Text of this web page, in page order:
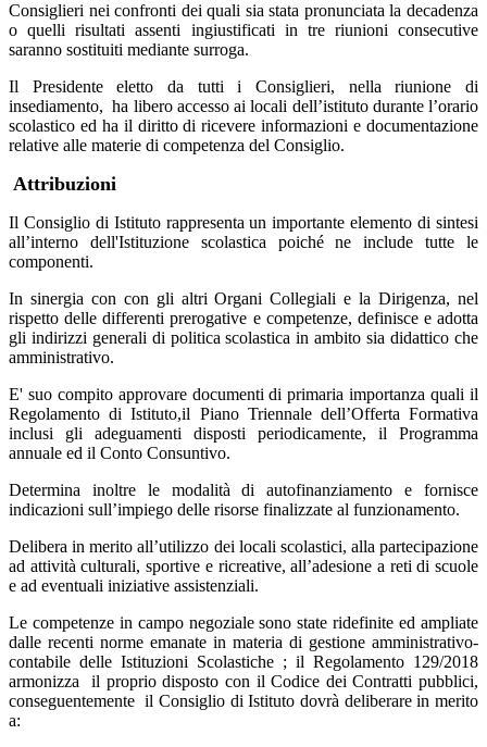
Consiglieri nei confronti dei quali sia stata pronunciata la decadenza
o quelli risultati assenti ingiustificati in tre riunioni consecutive
saranno sostituiti mediante surroga.
Il Presidente eletto da tutti i Consiglieri, nella riunione di
insediamento, ha libero accesso ai locali dell’istituto durante l’orario
scolastico ed ha il diritto di ricevere informazioni e documentazione
relative alle materie di competenza del Consiglio.
Attribuzioni
Il Consiglio di Istituto rappresenta un importante elemento di sintesi
all’interno dell'Istituzione scolastica poiché ne include tutte le
componenti.
In sinergia con con gli altri Organi Collegiali e la Dirigenza, nel
rispetto delle differenti prerogative e competenze, definisce e adotta
gli indirizzi generali di politica scolastica in ambito sia didattico che
amministrativo.
E' suo compito approvare documenti di primaria importanza quali il
Regolamento di Istituto,il Piano Triennale dell’Offerta Formativa
inclusi gli adeguamenti disposti periodicamente, il Programma
annuale ed il Conto Consuntivo.
Determina inoltre le modalità di autofinanziamento e fornisce
indicazioni sull’impiego delle risorse finalizzate al funzionamento.
Delibera in merito all’utilizzo dei locali scolastici, alla partecipazione
ad attività culturali, sportive e ricreative, all’adesione a reti di scuole
e ad eventuali iniziative assistenziali.
Le competenze in campo negoziale sono state ridefinite ed ampliate
dalle recenti norme emanate in materia di gestione amministrativo-
contabile delle Istituzioni Scolastiche ; il Regolamento 129/2018
armonizza il proprio disposto con il Codice dei Contratti pubblici,
conseguentemente il Consiglio di Istituto dovrà deliberare in merito
a: